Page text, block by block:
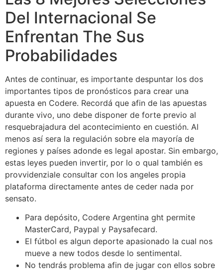
Del Internacional Se
Enfrentan The Sus
Probabilidades
Antes de continuar, es importante despuntar los dos
importantes tipos de pronósticos para crear una
apuesta en Codere. Recordá que afin de las apuestas
durante vivo, uno debe disponer de forte previo al
resquebrajadura del acontecimiento en cuestión. Al
menos así sera la regulación sobre ela mayoría de
regiones y países adonde es legal apostar. Sin embargo,
estas leyes pueden invertir, por lo o qual también es
provvidenziale consultar con los angeles propia
plataforma directamente antes de ceder nada por
sensato.
Para depósito, Codere Argentina ght permite
MasterCard, Paypal y Paysafecard.
El fútbol es algun deporte apasionado la cual nos
mueve a new todos desde lo sentimental.
No tendrás problema afin de jugar con ellos sobre